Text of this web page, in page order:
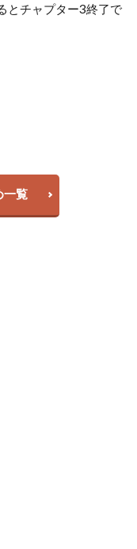
とチャプター3終了で
一覧